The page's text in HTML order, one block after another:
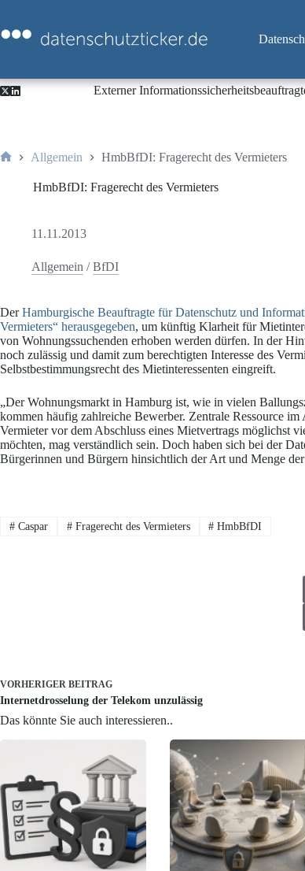
springen
Externer
Allgemein HmbBfDI: Fragerecht des Vermieters
HmbBfDI: Fragerecht des Vermieters
11.11.2013
Allgemein /BfDI
DerHamburgische Beauftragte für Datenschutz und
Vermieters“ herausgegeben, um künftig Klarheit für
von Wohnungssuchenden erhoben werden dürfen. In der
noch zulässig und damit zum berechtigten Interesse des
Selbstbestimmungsrecht des Mietinteressenten eingreift.
„Der Wohnungsmarkt in Hamburg ist, wie in vielen
kommen häufig zahlreiche Bewerber. Zentrale Ressource
Vermieter vor dem Abschluss eines Mietvertrags möglichst
möchten, mag verständlich sein. Doch haben sich bei der
Bürgerinnen und Bürgern hinsichtlich der Art und Menge
#Caspar #Fragerecht des Vermieters # HmbBfDI
VORHERIGER BEITRAG
Internetdrosselung der Telekom unzulässig
Das könnte Sie auch interessieren..